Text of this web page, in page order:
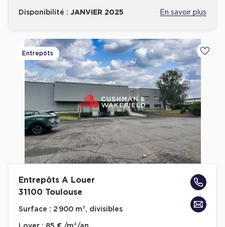
Disponibilité : JANVIER 2025 En savoir plus
Entrepôts
Entrepôts A Louer
31100 Toulouse
Surface : 2 900 m², divisibles